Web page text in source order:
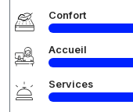
Confort
Accueil
Services